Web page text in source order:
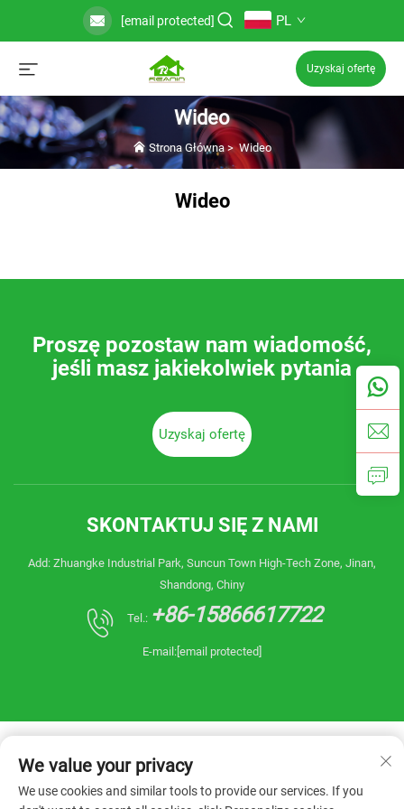
[email protected] PL
Uzyskaj ofertę
Wideo
Strona Główna>Wideo
Wideo
Proszę pozostaw nam wiadomość,
jeśli masz jakiekolwiek pytania
Uzyskaj ofertę
SKONTAKTUJ SIĘ Z NAMI
Add: Zhuangke Industrial Park, Suncun Town High-Tech Zone, Jinan,
Shandong, Chiny
Tel.: +86-15866617722
E-mail: [email protected]
We value your privacy
We use cookies and similar tools to provide our services. If you